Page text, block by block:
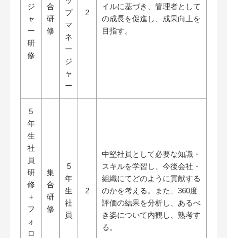
ジ
ャ
ー
研
修
合
研
修
プ
マ
ネ
ー
ジ
ャ
ー
2
イルに基づき、管理者として
の成長を促進し、成果向上を
目指す。
5
年
生
社
員
研
修
＋
フ
ォ
ロ
集
合
研
修
5
年
生
社
員
2
中堅社員として必要な知識・
スキルを学習し、今後会社・
組織にてどのように貢献する
のかを考える。また、360度
評価の結果を分析し、あるべ
き姿について内観し、熟考す
る。